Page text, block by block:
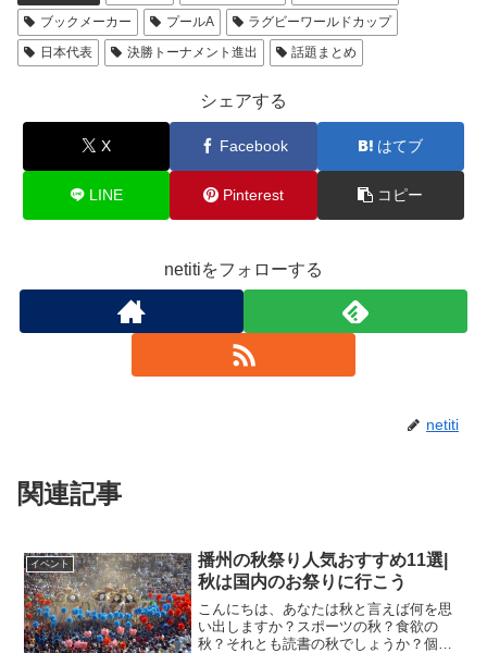
ブックメーカー
プールA
ラグビーワールドカップ
日本代表
決勝トーナメント進出 話題まとめ
シェアする
X Facebook はてブ
LINE Pinterest コピー
netitiをフォローする
netiti
関連記事
イベント
播州の秋祭り人気おすすめ11選|
秋は国内のお祭りに行こう
こんにちは、あなたは秋と言えば何を思
い出しますか？スポーツの秋？食欲の
秋？それとも読書の秋でしょうか？個人